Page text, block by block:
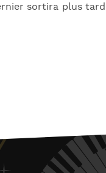
sortira plus tard